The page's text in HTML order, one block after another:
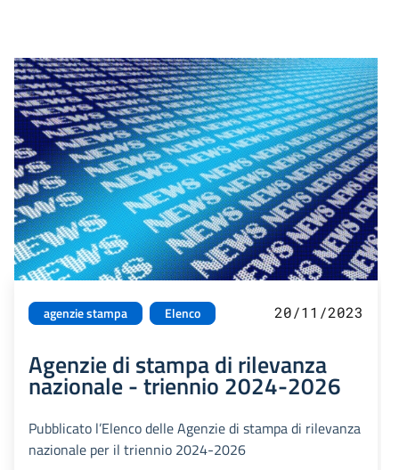
agenzie stampa Elenco 20/11/2023
Agenzie di stampa di rilevanza
nazionale - triennio 2024-2026
Pubblicato l’Elenco delle Agenzie di stampa di rilevanza
nazionale per il triennio 2024-2026